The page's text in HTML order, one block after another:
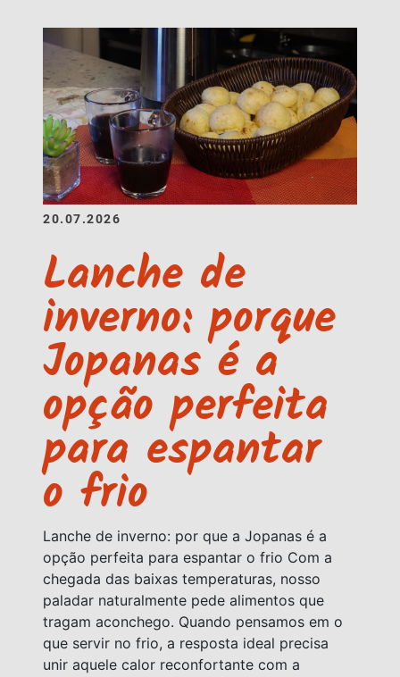
20.07.2026
Lanche de
inverno: porque
Jopanas é a
opção perfeita
para espantar
o frio
Lanche de inverno: por que a Jopanas é a
opção perfeita para espantar o frio Com a
chegada das baixas temperaturas, nosso
paladar naturalmente pede alimentos que
tragam aconchego. Quando pensamos em o
que servir no frio, a resposta ideal precisa
unir aquele calor reconfortante com a